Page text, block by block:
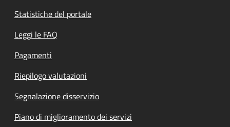
Statistiche del portale
Leggi le FAQ
Pagamenti
Riepilogo valutazioni
Segnalazione disservizio
Piano di miglioramento dei servizi